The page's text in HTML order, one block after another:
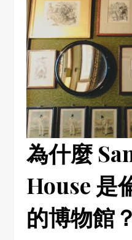
為什麼
House 是
的博物館？